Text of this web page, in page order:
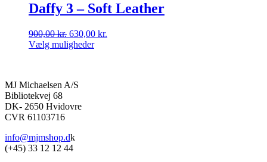
varesiden
har
flere
Mulighederne
kan
Daffy 3 – Soft Leather
900,00kr. Den
oprindelige
630,00 kr.
Vælg muligheder
flere
varianter.
Mulighederne
kan
på
varesiden
MJ Michaelsen A/S
Bibliotekvej 68
DK- 2650 Hvidovre
CVR 61103716
info@mjmshop.dk
(+45) 33 12 12 44